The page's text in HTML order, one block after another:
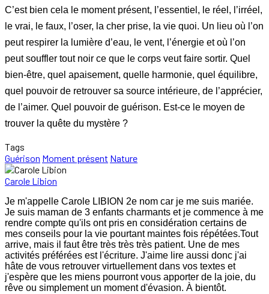
C’est bien cela le moment présent, l’essentiel, le réel, l’irréel,
le vrai, le faux, l’oser, la cher prise, la vie quoi. Un lieu où l’on
peut respirer la lumière d’eau, le vent, l’énergie et où l’on
peut souffler tout noir ce que le corps veut faire sortir. Quel
bien-être, quel apaisement, quelle harmonie, quel équilibre,
quel pouvoir de retrouver sa source intérieure, de l’apprécier,
de l’aimer. Quel pouvoir de guérison. Est-ce le moyen de
trouver la quête du mystère ?
Tags
Guérison Moment présent Nature
Carole Libion
Je m'appelle Carole LIBION 2e nom car je me suis mariée.
Je suis maman de 3 enfants charmants et je commence à me
rendre compte qu'ils ont pris en considération certains de
mes conseils pour la vie pourtant maintes fois répétées.Tout
arrive, mais il faut être très très très patient. Une de mes
activités préférées est l'écriture. J'aime lire aussi donc j'ai
hâte de vous retrouver virtuellement dans vos textes et
j'espère que les miens pourront vous apporter de la joie, du
rêve ou simplement un moment d'évasion. À bientôt.